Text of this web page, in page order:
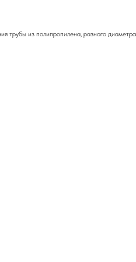
трубы из полипропилена, разного